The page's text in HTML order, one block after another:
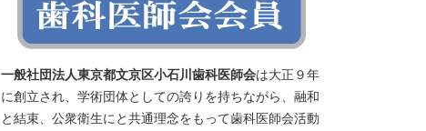
一般社団法人東京都文京区小石川歯科医師会は大正９年
に創立され、学術団体としての誇りを持ちながら、融和
と結束、公衆衛生にと共通理念をもって歯科医師会活動